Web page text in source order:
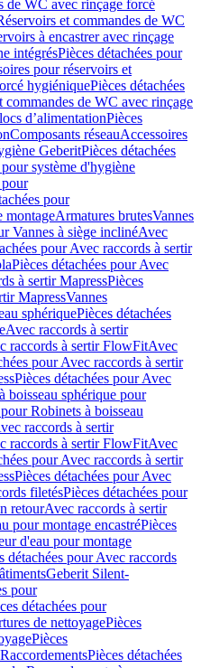
de WC avec rinçage forcé
et commandes de WC
à encastrer avec rinçage
intégrésPièces détachées pour
pour réservoirs et
hygiéniquePièces détachées
de WC avec rinçage
d’alimentationPièces
Composants réseauAccessoires
GeberitPièces détachées
système d'hygiène
pour
pour
montageArmatures brutesVannes
Vannes à siège inclinéAvec
pour Avec raccords à sertir
Pièces détachées pour Avec
à sertir MapressPièces
MapressVannes
sphériquePièces détachées
Avec raccords à sertir
raccords à sertir FlowFitAvec
pour Avec raccords à sertir
Pièces détachées pour Avec
boisseau sphérique pour
Robinets à boisseau
raccords à sertir
raccords à sertir FlowFitAvec
pour Avec raccords à sertir
Pièces détachées pour Avec
filetésPièces détachées pour
retourAvec raccords à sertir
pour montage encastréPièces
d'eau pour montage
détachées pour Avec raccords
Geberit Silent-
pour
détachées pour
de nettoyagePièces
Pièces
RaccordementsPièces détachées